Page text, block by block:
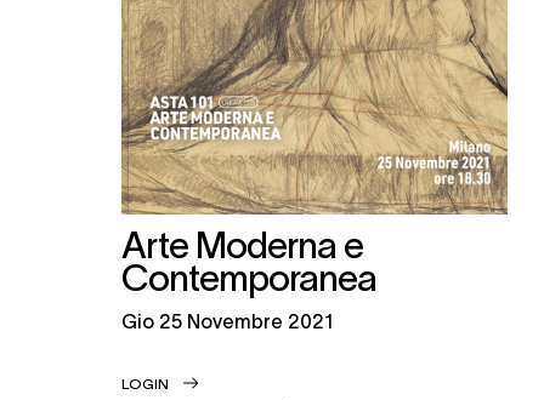
Arte Moderna e
Contemporanea
gio 25 Novembre 2021
LOGIN